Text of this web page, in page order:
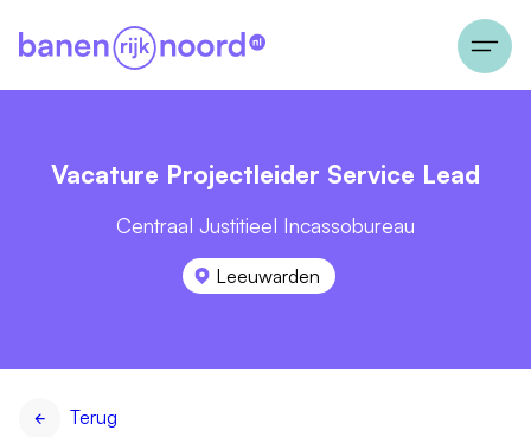
Vacature Projectleider Service Lead
Centraal Justitieel Incassobureau
Leeuwarden
Terug